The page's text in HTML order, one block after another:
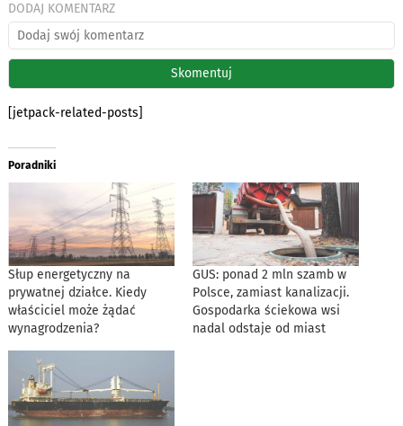
DODAJ KOMENTARZ
[jetpack-related-posts]
Poradniki
Słup energetyczny na
prywatnej działce. Kiedy
właściciel może żądać
wynagrodzenia?
GUS: ponad 2 mln szamb w
Polsce, zamiast kanalizacji.
Gospodarka ściekowa wsi
nadal odstaje od miast